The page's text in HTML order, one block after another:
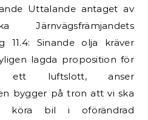
Uttalande antaget av
Järnvägsfrämjandets
11.4: Sinande olja kräver
lagda proposition för
ett luftslott, anser
bygger på tron att vi ska
köra bil i oförändrad